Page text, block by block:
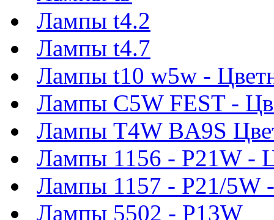
Лампы t4.2
Лампы t4.7
Лампы t10 w5w -
Лампы C5W FEST -
Лампы T4W BA9S
Лампы 1156 - P21W -
Лампы 1157 - P21/5W
Лампы 5502 - P13W